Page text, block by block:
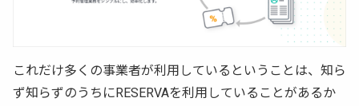
これだけ多くの事業者が利用しているということは、知ら
ず知らずのうちにRESERVAを利用していることがあるか